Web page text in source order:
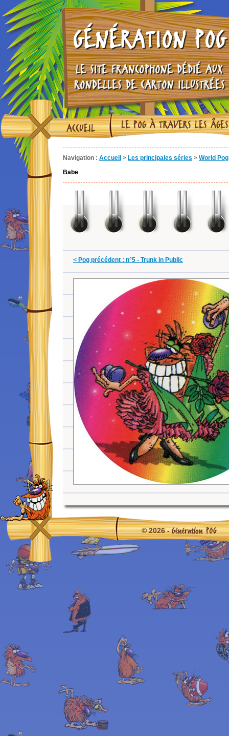
GÉNÉRATION POG
LE SITE FRANCOPHONE DÉDIÉ AUX
RONDELLES DE CARTON ILLUSTRÉES
ACCUEIL LE POG À TRAVERS LES ÂGES
Navigation : Accueil > Les principales séries > World
Babe
< Pog précédent : n°5 - Trunk in Public
© 2026 -Génération POG